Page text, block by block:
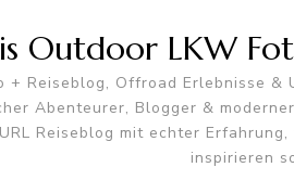
Outdoor LKW
+ Reiseblog, Offroad Erlebnisse
Abenteurer, Blogger &
Reiseblog mit echter
inspirieren